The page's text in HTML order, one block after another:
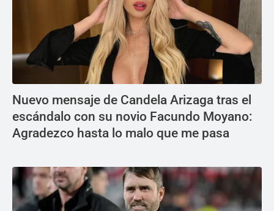
Nuevo mensaje de Candela Arizaga tras el
escándalo con su novio Facundo Moyano:
Agradezco hasta lo malo que me pasa